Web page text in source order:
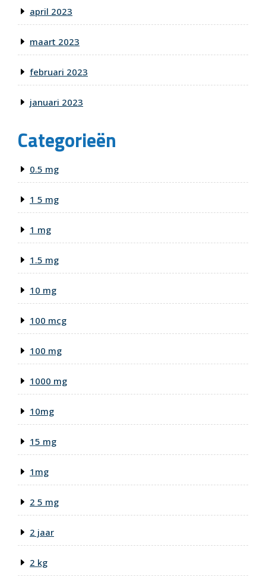
april 2023
maart 2023
februari 2023
januari 2023
Categorieën
0.5 mg
1 5 mg
1 mg
1.5 mg
10 mg
100 mcg
100 mg
1000 mg
10mg
15 mg
1mg
2 5 mg
2 jaar
2 kg